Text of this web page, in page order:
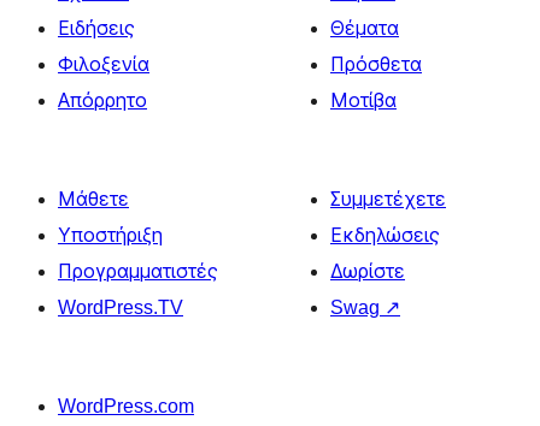
Ειδήσεις
Φιλοξενία
Απόρρητο
Θέματα
Πρόσθετα
Μοτίβα
Μάθετε
Υποστήριξη
Προγραμματιστές
WordPress.TV
Συμμετέχετε
Εκδηλώσεις
Δωρίστε
Swag ↗
WordPress.com